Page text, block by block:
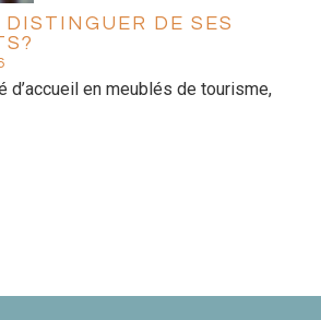
DE SES
d’accueil en meublés de tourisme,